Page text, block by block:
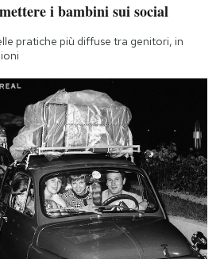
i bambini sui social
pratiche più diffuse tra genitori, in